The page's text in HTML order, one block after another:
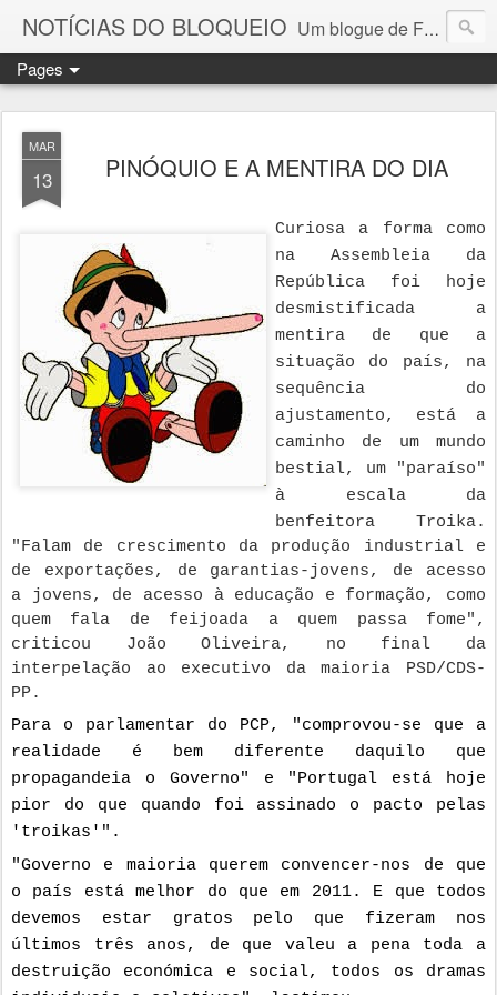
NOTÍCIAS DO BLOQUEIO Um blogue de Fernando Paulouro Neves
Pages
MAR
13 PINÓQUIO E A MENTIRA DO DIA
Curiosa a forma como
na Assembleia da
República foi hoje
desmistificada a
mentira de que a
situação do país, na
sequência do
ajustamento, está a
caminho de um mundo
bestial, um "paraíso"
à escala da
"Falam de crescimento da produção industrial e
de exportações, de garantias-jovens, de acesso
a jovens, de acesso à educação e formação, como
quem fala de feijoada a quem passa fome",
criticou João Oliveira, no final da
interpelação ao executivo da maioria PSD/CDS-
PP.
Para o parlamentar do PCP, "comprovou-se que a
realidade é bem diferente daquilo que
propagandeia o Governo" e "Portugal está hoje
pior do que quando foi assinado o pacto pelas
'troikas'".
"Governo e maioria querem convencer-nos de que
o país está melhor do que em 2011. E que todos
devemos estar gratos pelo que fizeram nos
últimos três anos, de que valeu a pena toda a
destruição económica e social, todos os dramas